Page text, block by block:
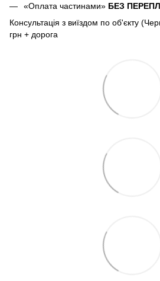
«Оплата частинами» БЕЗ
Консультація з виїздом по об'єкту
грн + дорога